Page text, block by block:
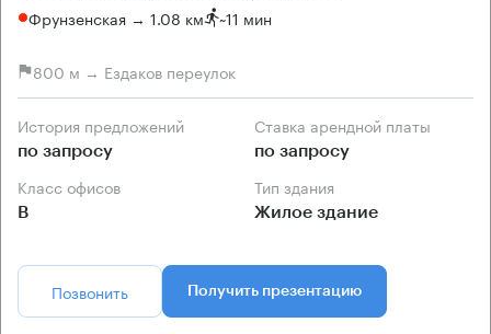
Фрунзенская → 1.08 км ~11 мин
800 м → Ездаков переулок
История предложений
по запросу
Ставка арендной платы
по запросу
Класс офисов
B
Тип здания
Жилое здание
Позвонить Получить презентацию